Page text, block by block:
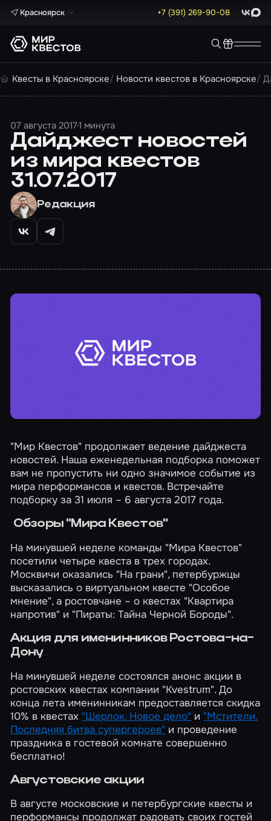
Красноярск +7 (391) 269-90-08 Max
Квесты в Красноярске Новости квестов в Красноярске
07 августа 20171 минута
Дайджест новостей
из мира квестов
31.07.2017
Редакция
"Мир Квестов" продолжает ведение дайджеста
новостей. Наша еженедельная подборка поможет
вам не пропустить ни одно значимое событие из
мира перформансов и квестов. Встречайте
подборку за 31 июля – 6 августа 2017 года.
Обзоры "Мира Квестов"
На минувшей неделе команды "Мира Квестов"
посетили четыре квеста в трех городах.
Москвичи оказались "На грани", петербуржцы
высказались о виртуальном квесте "Особое
мнение", а ростовчане – о квестах "Квартира
напротив" и "Пираты: Тайна Черной Бороды".
Акция для именинников Ростова-на-
Дону
На минувшей неделе состоялся анонс акции в
ростовских квестах компании "Kvestrum". До
конца лета именинникам предоставляется скидка
10% в квестах "Шерлок. Новое дело" и "Мстители.
Последняя битва супергероев" и проведение
праздника в гостевой комнате совершенно
бесплатно!
Августовские акции
В августе московские и петербургские квесты и
перформансы продолжат радовать своих гостей